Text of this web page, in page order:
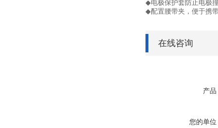
◆电极保护套防止电极
◆配置腰带夹，便于携
在线咨询
产品
您的单位